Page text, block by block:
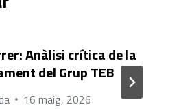
Anàlisi crítica de la
del Grup TEB
16 maig, 2026